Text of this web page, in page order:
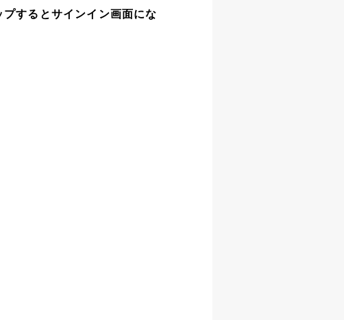
するとサインイン画面にな